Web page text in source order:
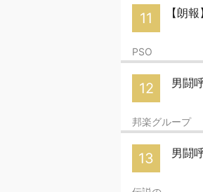
11 【朗
PSO
12 男闘
邦楽グループ
13 男闘